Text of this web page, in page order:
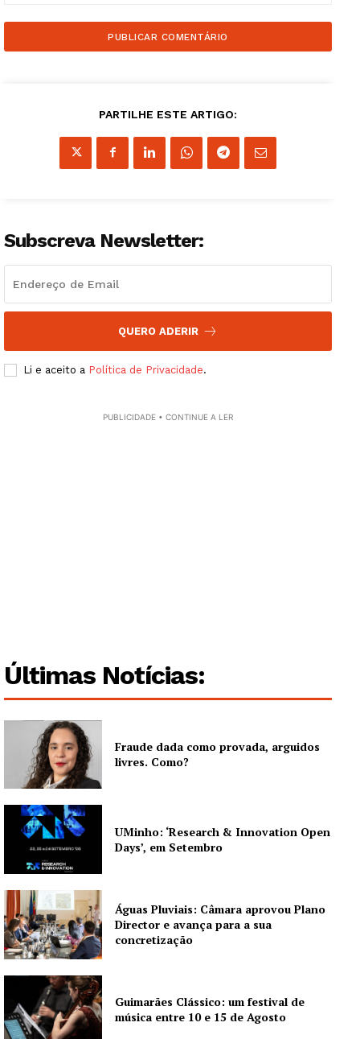
Guimarães, agora!
SUBSCREVA JÁ!
Institucional
Artigos
Edição Digital
Europa
Grande Entrevista
Publicidade
PARTILHE ESTE ARTIGO:
Subscreva Newsletter:
QUERO ADERIR
Li e aceito a Política de Privacidade.
PUBLICIDADE • CONTINUE A LER
Últimas Notícias:
Fraude dada como provada, arguidos
livres. Como?
UMinho: ‘Research & Innovation Open
Days’, em Setembro
Águas Pluviais: Câmara aprovou Plano
Director e avança para a sua
concretização
Guimarães Clássico: um festival de
música entre 10 e 15 de Agosto